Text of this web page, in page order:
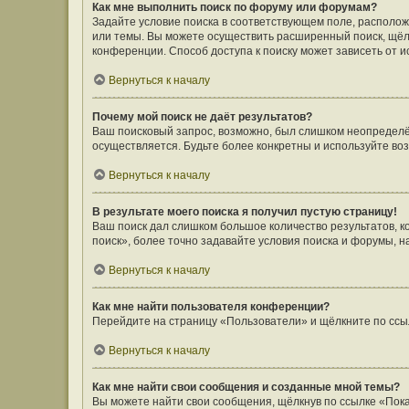
Как мне выполнить поиск по форуму или форумам?
Задайте условие поиска в соответствующем поле,
или темы. Вы можете осуществить расширенный поиск,
конференции. Способ доступа к поиску может зависеть от
Вернуться к началу
Почему мой поиск не даёт результатов?
Ваш поисковый запрос, возможно, был слишком
осуществляется. Будьте более конкретны и используйте
Вернуться к началу
В результате моего поиска я получил пустую страницу!
Ваш поиск дал слишком большое количество результатов,
поиск», более точно задавайте условия поиска и форумы,
Вернуться к началу
Как мне найти пользователя конференции?
Перейдите на страницу «Пользователи» и щёлкните по
Вернуться к началу
Как мне найти свои сообщения и созданные мной темы?
Вы можете найти свои сообщения, щёлкнув по ссылке